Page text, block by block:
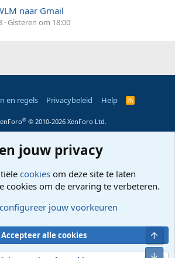
naar Gmail
Gisteren om 18:00
en regels Privacybeleid Help
R
® © 2010-2026 XenForo Ltd.
jouw privacy
cookies om deze site te laten
cookies om de ervaring te verbeteren.
jouw voorkeuren
Accepteer alle cookies